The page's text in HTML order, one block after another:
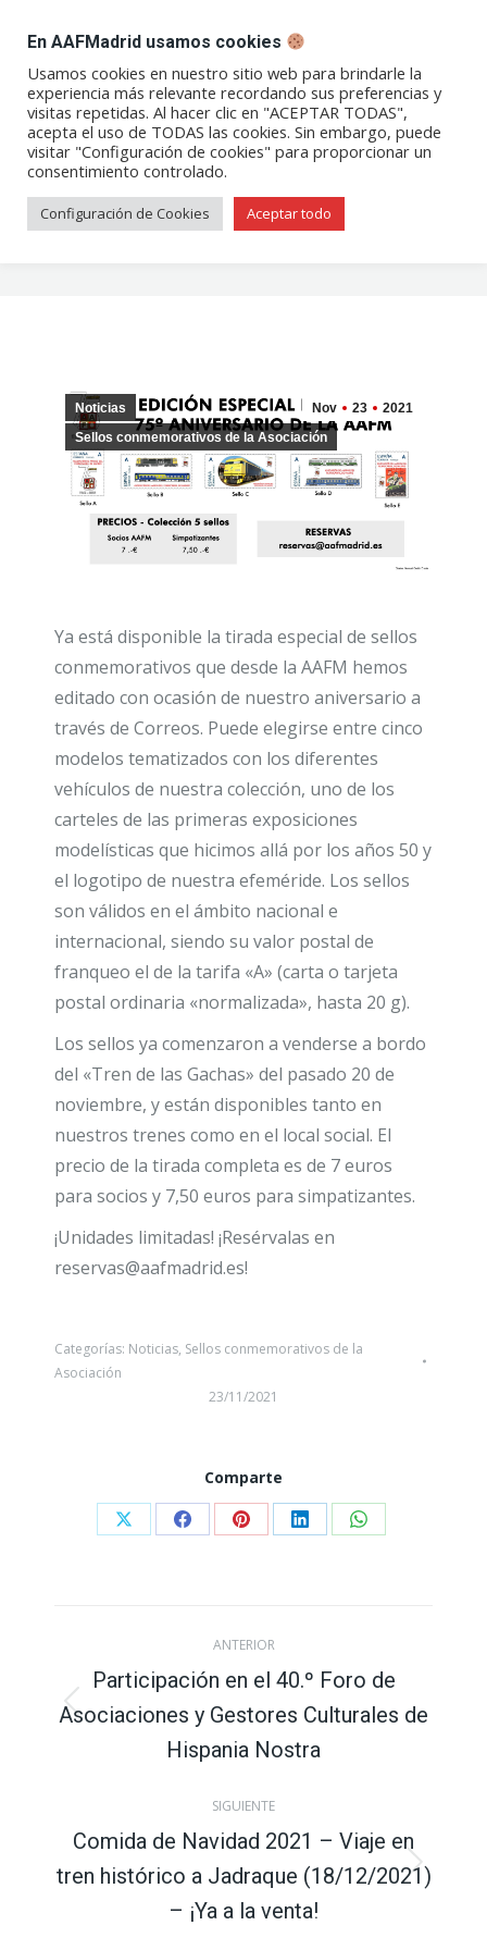
Abrir
enlace
en
una
ventana/pestaña
Abrir
enlace
en
una
ventana/pestaña
Abrir
enlace
en
una
ventana/pestaña
Abrir
enlace
en
una
Abrir
enlace
en
una
Edición especial de sellos
conmemorativos del 75.º
aniversario de la AAFM – ¡Ya
Nov 23 2021
Noticias
Sellos conmemorativos de la Asociación
Ya está disponible la tirada especial de sellos
conmemorativos que desde la AAFM hemos
editado con ocasión de nuestro aniversario a
través de Correos. Puede elegirse entre cinco
modelos tematizados con los diferentes
vehículos de nuestra colección, uno de los
carteles de las primeras exposiciones
modelísticas que hicimos allá por los años 50 y
el logotipo de nuestra efeméride. Los sellos
son válidos en el ámbito nacional e
internacional, siendo su valor postal de
franqueo el de la tarifa «A» (carta o tarjeta
postal ordinaria «normalizada», hasta 20 g).
Los sellos ya comenzaron a venderse a bordo
del «Tren de las Gachas» del pasado 20 de
noviembre, y están disponibles tanto en
nuestros trenes como en el local social. El
precio de la tirada completa es de 7 euros
para socios y 7,50 euros para simpatizantes.
¡Unidades limitadas! ¡Resérvalas en
reservas@aafmadrid.es!
Categorías: Noticias, Sellos conmemorativos de la
Asociación
23/11/2021
Comparte
CompartirCompartirCompartirCompartirCompartir
Navegación
entre
publicaciones
ANTERIOR
Publicación
anterior:
Participación en el 40.º Foro de
Asociaciones y Gestores Culturales de
Hispania Nostra
SIGUIENTE
Publicación
siguiente:
Comida de Navidad 2021 – Viaje en
tren histórico a Jadraque (18/12/2021)
– ¡Ya a la venta!
En AAFMadrid usamos cookies
Usamos cookies en nuestro sitio web para brindarle la
experiencia más relevante recordando sus preferencias y
visitas repetidas. Al hacer clic en "ACEPTAR TODAS",
acepta el uso de TODAS las cookies. Sin embargo, puede
visitar "Configuración de cookies" para proporcionar un
consentimiento controlado.
Configuración de Cookies Aceptar todo